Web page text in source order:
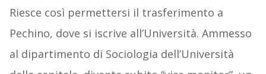
Riesce così permettersi il trasferimento a
Pechino, dove si iscrive all’Università. Ammesso
al dipartimento di Sociologia dell’Università